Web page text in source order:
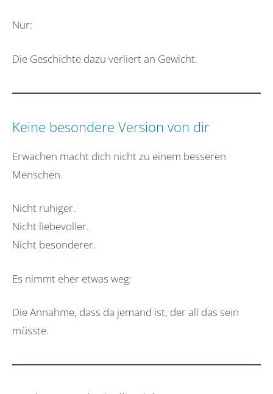
Nur:
Die Geschichte dazu verliert an Gewicht.
Keine besondere Version von dir
Erwachen macht dich nicht zu einem besseren
Menschen.
Nicht ruhiger.
Nicht liebevoller.
Nicht besonderer.
Es nimmt eher etwas weg:
Die Annahme, dass da jemand ist, der all das sein
müsste.